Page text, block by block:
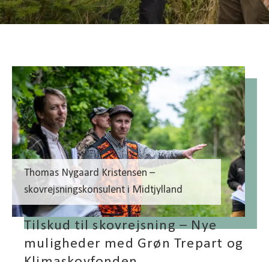
Thomas Nygaard Kristensen –
skovrejsningskonsulent i Midtjylland
Tilskud til skovrejsning – Nye
muligheder med Grøn Trepart og